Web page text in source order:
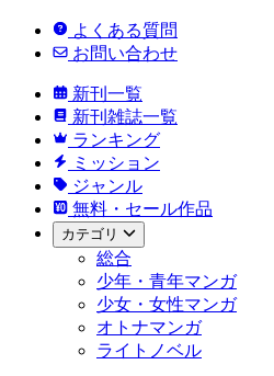
よくある質問
お問い合わせ
新刊一覧
新刊雑誌一覧
ランキング
ミッション
ジャンル
無料・セール作品
カテゴリ
総合
少年・青年マンガ
少女・女性マンガ
オトナマンガ
ライトノベル